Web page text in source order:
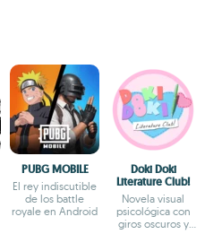
PUBG MOBILE
El rey indiscutible
de los battle
royale en Android
Doki Doki
Literature Club!
Novela visual
psicológica con
giros oscuros y